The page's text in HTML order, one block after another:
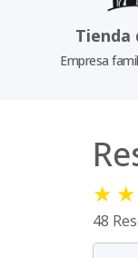
Tienda
Empresa
★ ★
48